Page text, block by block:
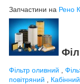
Запчастини на Рено
Фільтр оливний
повітряний